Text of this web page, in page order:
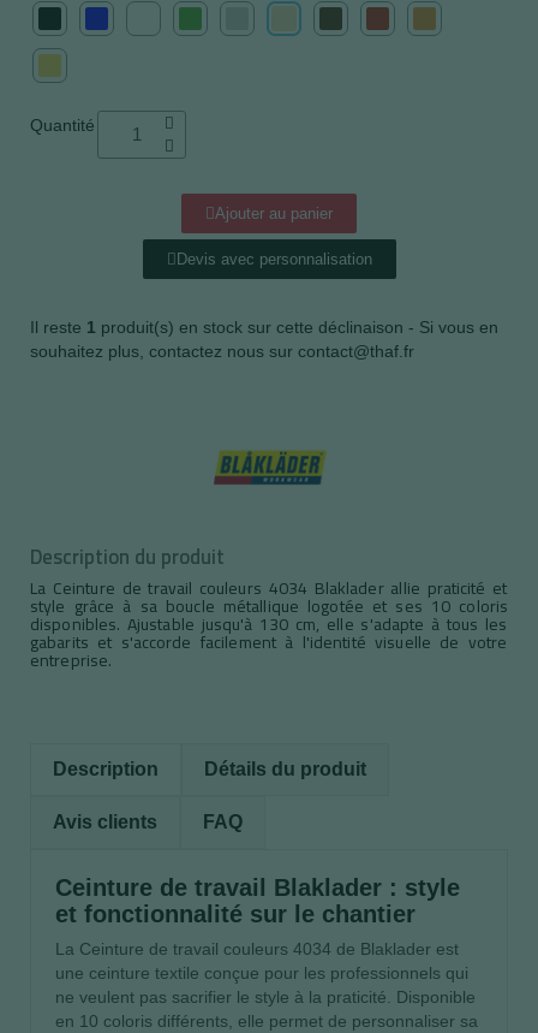
Quantité
Ajouter au panier
Devis avec personnalisation
Il reste 1 produit(s) en stock sur cette déclinaison - Si vous en
souhaitez plus, contactez nous sur contact@thaf.fr
Description du produit
La Ceinture de travail couleurs 4034 Blaklader allie praticité et
style grâce à sa boucle métallique logotée et ses 10 coloris
disponibles. Ajustable jusqu'à 130 cm, elle s'adapte à tous les
gabarits et s'accorde facilement à l'identité visuelle de votre
entreprise.
Description Détails du produit
Avis clients FAQ
Ceinture de travail Blaklader : style
et fonctionnalité sur le chantier
La Ceinture de travail couleurs 4034 de Blaklader est
une ceinture textile conçue pour les professionnels qui
ne veulent pas sacrifier le style à la praticité. Disponible
en 10 coloris différents, elle permet de personnaliser sa